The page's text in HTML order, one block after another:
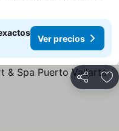
Ver precios
Compartir